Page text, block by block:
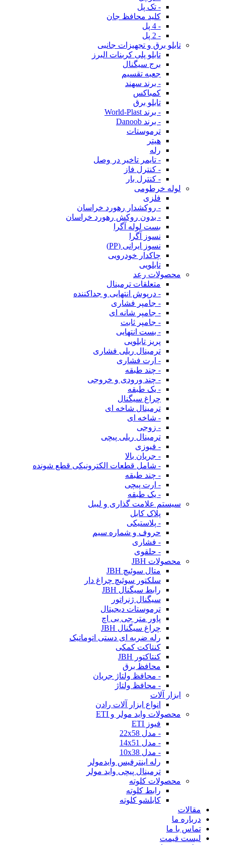
- تک پل
کلید محافظ جان
- 4 پل
- 2 پل
تابلو برق و تجهیزات جانبی
تابلو پلی کربنات البرز
برج سیگنال
جعبه تقسیم
- برند سهند
کمباکس
تابلو برق
- برند World-Plast
- برند Danoob
ترموستات
هیتر
رله
- تایمر تاخیر در وصل
- کنترل فاز
- کنترل بار
لوله خرطومی
فلزی
- روکشدار رهورد خراسان
- بدون روکش رهورد خراسان
بست لوله آگرا
نسوز آگرا
نسوز ایرانی (PP)
چاکدار خودرویی
تابلویی
محصولات رعد
متعلقات ترمینال
- درپوش انتهایی و جداکننده
- جامپر فشاری
- جامپر شانه ای
- جامپر ثابت
- بست انتهایی
پریز تابلویی
ترمینال ریلی فشاری
- ارت فشاری
- چند طبقه
- چند ورودی و خروجی
- یک طبقه
چراغ سیگنال
ترمینال شاخه ای
- شاخه ای
- زوجی
ترمینال ریلی پیچی
- فیوزی
- جریان بالا
- شامل قطعات الکترونیکی قطع شونده
- چند طبقه
- ارت پیچی
- یک طبقه
سیستم علامت گذاری و لیبل
پلاک کابل
- پلاستیکی
حروف و شماره سیم
- فشاری
- حلقوی
محصولات JBH
متال سوئیچ JBH
سلکتور سوئیچ چراغ دار
رابط سیگنال JBH
سیگنال ژنراتور
ترموستات دیجیتال
پاور متر جی بی اچ
چراغ سیگنال JBH
رله ضربه ای دستی اتوماتیک
کنتاکت کمکی
کنتاکتور JBH
محافظ برق
- محافظ ولتاژ جریان
- محافظ ولتاژ
ابزار آلات
انواع ابزار آلات رادن
محصولات واید مولر و ETI
فیوز ETI
- مدل 22x58
- مدل 14x51
- مدل 10x38
رله اینترفیس وایدمولر
ترمینال پیچی واید مولر
محصولات کلوته
رابط کلوته
کابلشو کلوته
مقالات
درباره ما
تماس با ما
لیست قیمت